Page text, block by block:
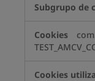
estrictamente
necesario